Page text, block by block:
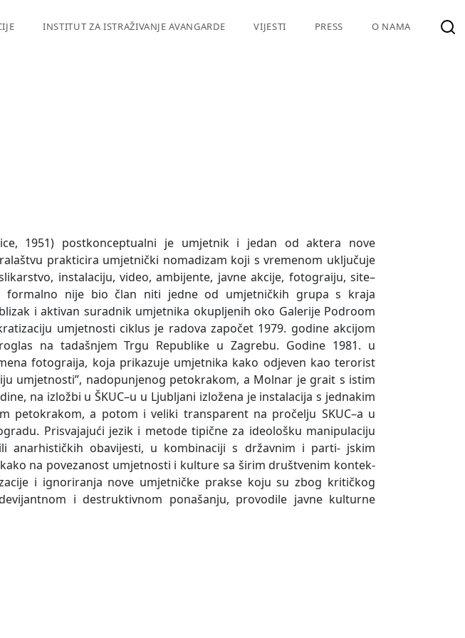
INSTITUT ZA ISTRAŽIVANJE AVANGARDE VIJESTI PRESS O NAMA
1951) postkonceptualni je umjetnik i jedan od aktera nove
prakticira umjetnički nomadizam koji s vremenom uključuje
instalaciju, video, ambijente, javne akcije, fotograiju, site–
formalno nije bio član niti jedne od umjetničkih grupa s kraja
i aktivan suradnik umjetnika okupljenih oko Galerije Podroom
umjetnosti ciklus je radova započet 1979. godine akcijom
na tadašnjem Trgu Republike u Zagrebu. Godine 1981. u
fotograija, koja prikazuje umjetnika kako odjeven kao terorist
umjetnosti”, nadopunjenog petokrakom, a Molnar je grait s istim
na izložbi u ŠKUC–u u Ljubljani izložena je instalacija s jednakim
petokrakom, a potom i veliki transparent na pročelju SKUC–a u
Prisvajajući jezik i metode tipične za ideološku manipulaciju
anarhističkih obavijesti, u kombinaciji s državnim i parti- jskim
na povezanost umjetnosti i kulture sa širim društvenim kontek-
i ignoriranja nove umjetničke prakse koju su zbog kritičkog
i destruktivnom ponašanju, provodile javne kulturne